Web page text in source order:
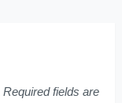
Required fields are